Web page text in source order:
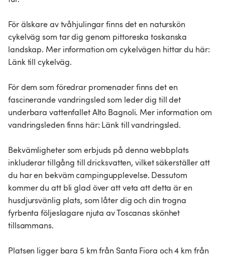
För älskare av tvåhjulingar finns det en naturskön
cykelväg som tar dig genom pittoreska toskanska
landskap. Mer information om cykelvägen hittar du här:
Länk till cykelväg.
För dem som föredrar promenader finns det en
fascinerande vandringsled som leder dig till det
underbara vattenfallet Alto Bagnoli. Mer information om
vandringsleden finns här: Länk till vandringsled.
Bekvämligheter som erbjuds på denna webbplats
inkluderar tillgång till dricksvatten, vilket säkerställer att
du har en bekväm campingupplevelse. Dessutom
kommer du att bli glad över att veta att detta är en
husdjursvänlig plats, som låter dig och din trogna
fyrbenta följeslagare njuta av Toscanas skönhet
tillsammans.
Platsen ligger bara 5 km från Santa Fiora och 4 km från